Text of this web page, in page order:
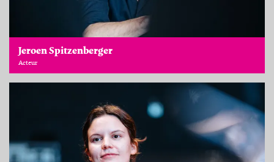
Jeroen Spitzenberger
Acteur